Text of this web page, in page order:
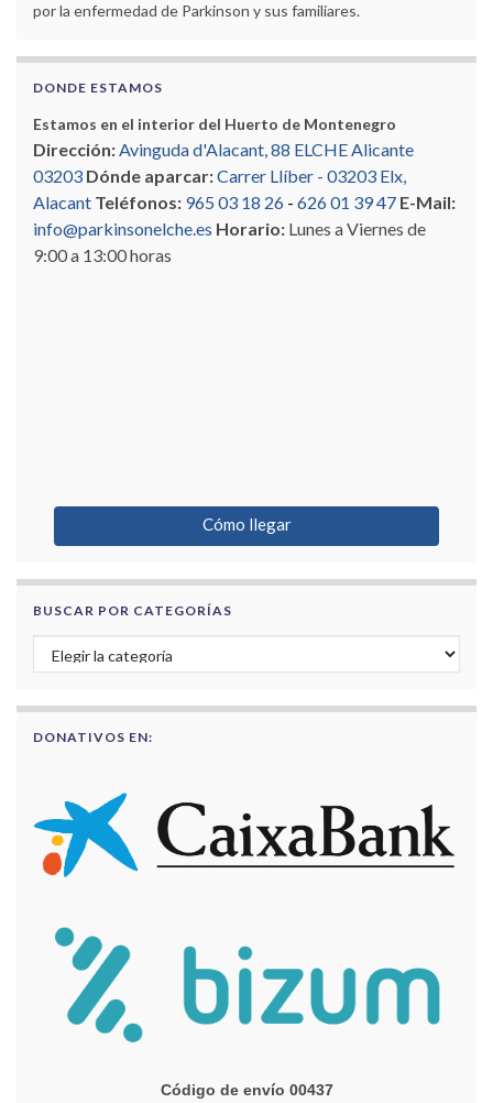
por la enfermedad de Parkinson y sus familiares.
DONDE ESTAMOS
Estamos en el interior del Huerto de Montenegro
Dirección:Avinguda d'Alacant, 88 ELCHE Alicante
03203 Dónde aparcar:Carrer Llíber - 03203 Elx,
Alacant Teléfonos: 965 03 18 26 - 626 01 39 47 E-Mail:
info@parkinsonelche.es Horario: Lunes a Viernes de
9:00 a 13:00 horas
Cómo llegar
BUSCAR POR CATEGORÍAS
Buscar por categorías
DONATIVOS EN:
Código de envío 00437